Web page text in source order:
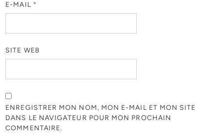
E-MAIL *
SITE WEB
ENREGISTRER MON NOM, MON E-MAIL ET MON SITE
DANS LE NAVIGATEUR POUR MON PROCHAIN
COMMENTAIRE.